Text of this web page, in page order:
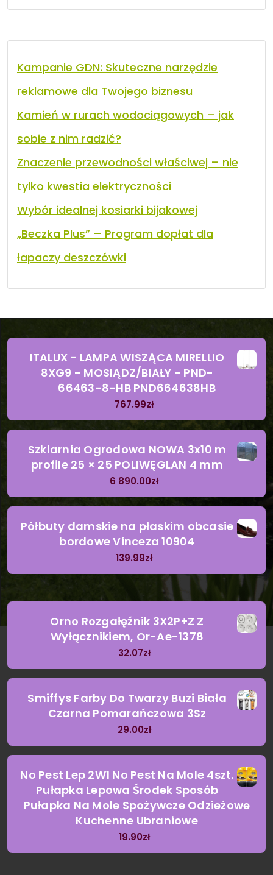
Kampanie GDN: Skuteczne narzędzie
reklamowe dla Twojego biznesu
Kamień w rurach wodociągowych – jak
sobie z nim radzić?
Znaczenie przewodności właściwej – nie
tylko kwestia elektryczności
Wybór idealnej kosiarki bijakowej
„Beczka Plus” – Program dopłat dla
łapaczy deszczówki
ITALUX - LAMPA WISZĄCA MIRELLIO
8XG9 - MOSIĄDZ/BIAŁY - PND-
66463-8-HB PND664638HB
767.99zł
Szklarnia Ogrodowa NOWA 3x10 m
profile 25 × 25 POLIWĘGLAN 4 mm
6 890.00zł
Półbuty damskie na płaskim obcasie
bordowe Vinceza 10904
139.99zł
Orno Rozgałęźnik 3X2P+Z Z
Wyłącznikiem, Or-Ae-1378
32.07zł
Smiffys Farby Do Twarzy Buzi Biała
Czarna Pomarańczowa 3Sz
29.00zł
No Pest Lep 2W1 No Pest Na Mole 4szt.
Pułapka Lepowa Środek Sposób
Pułapka Na Mole Spożywcze Odzieżowe
Kuchenne Ubraniowe
19.90zł